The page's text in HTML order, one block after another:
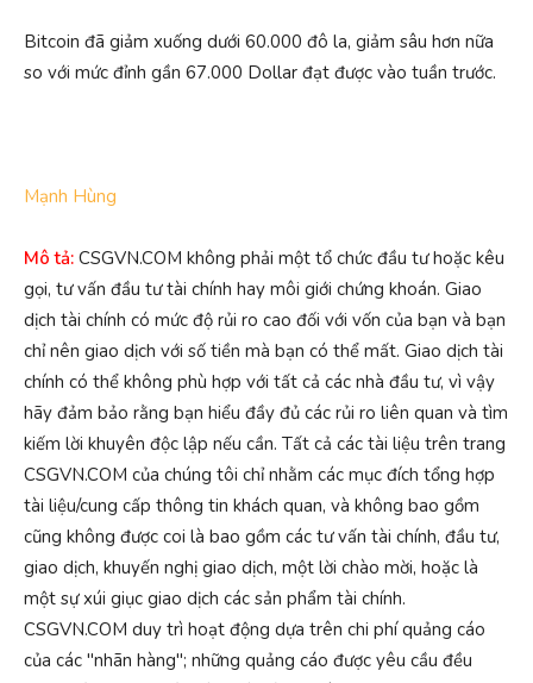
Bitcoin đã giảm xuống dưới 60.000 đô la, giảm sâu hơn nữa
so với mức đỉnh gần 67.000 Dollar đạt được vào tuần trước.
Mạnh Hùng
Mô tả: CSGVN.COM không phải một tổ chức đầu tư hoặc kêu
gọi, tư vấn đầu tư tài chính hay môi giới chứng khoán. Giao
dịch tài chính có mức độ rủi ro cao đối với vốn của bạn và bạn
chỉ nên giao dịch với số tiền mà bạn có thể mất. Giao dịch tài
chính có thể không phù hợp với tất cả các nhà đầu tư, vì vậy
hãy đảm bảo rằng bạn hiểu đầy đủ các rủi ro liên quan và tìm
kiếm lời khuyên độc lập nếu cần. Tất cả các tài liệu trên trang
CSGVN.COM của chúng tôi chỉ nhằm các mục đích tổng hợp
tài liệu/cung cấp thông tin khách quan, và không bao gồm
cũng không được coi là bao gồm các tư vấn tài chính, đầu tư,
giao dịch, khuyến nghị giao dịch, một lời chào mời, hoặc là
một sự xúi giục giao dịch các sản phẩm tài chính.
CSGVN.COM duy trì hoạt động dựa trên chi phí quảng cáo
của các "nhãn hàng"; những quảng cáo được yêu cầu đều